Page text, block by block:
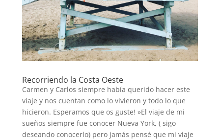
Recorriendo la Costa Oeste
Carmen y Carlos siempre había querido hacer este
viaje y nos cuentan como lo vivieron y todo lo que
hicieron. Esperamos que os guste! »El viaje de mi
sueños siempre fue conocer Nueva York, ( sigo
deseando conocerlo) pero jamás pensé que mi viaje